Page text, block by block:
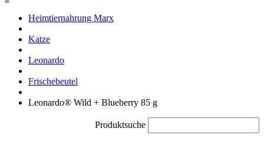
Heimtiernahrung Marx
Katze
Leonardo
Frischebeutel
Leonardo® Wild + Blueberry 85 g
Produktsuche